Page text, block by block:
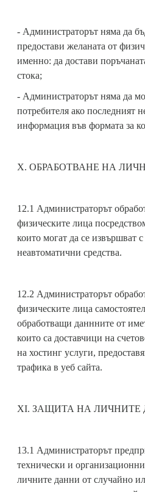
- Администраторът няма да
предостави желаната от
именно: да достави
стока;
- Администраторът няма да
потребителя ако последният
информация във формата за
X. ОБРАБОТВАНЕ НА
12.1 Администраторът
физическите лица
които могат да се извършват
неавтоматични средства.
12.2 Администраторът
физическите лица
обработващи даннните от
които са доставчици на
на хостинг услуги,
трафика в уеб сайта.
XI. ЗАЩИТА НА ЛИЧНИТЕ
13.1 Администраторът
технически и
личните данни от случайно